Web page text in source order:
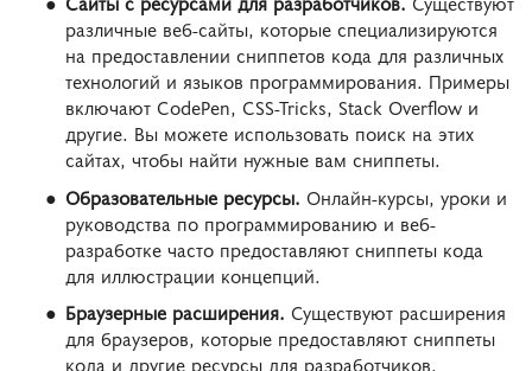
различные веб-сайты, которые специализируются
на предоставлении сниппетов кода для различных
технологий и языков программирования. Примеры
включают CodePen, CSS-Tricks, Stack Overflow и
другие. Вы можете использовать поиск на этих
сайтах, чтобы найти нужные вам сниппеты.
Образовательные ресурсы. Онлайн-курсы, уроки и
руководства по программированию и веб-
разработке часто предоставляют сниппеты кода
для иллюстрации концепций.
Браузерные расширения. Существуют расширения
для браузеров, которые предоставляют сниппеты
кода и другие ресурсы для разработчиков.